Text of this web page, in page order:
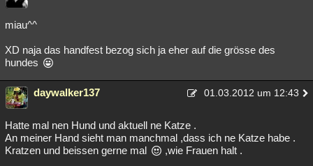
miau^^
XD naja das handfest bezog sich ja eher auf die grösse des
hundes
daywalker137 01.03.2012 um 12:43
Hatte mal nen Hund und aktuell ne Katze .
An meiner Hand sieht man manchmal ,dass ich ne Katze habe .
Kratzen und beissen gerne mal
,wie Frauen halt .